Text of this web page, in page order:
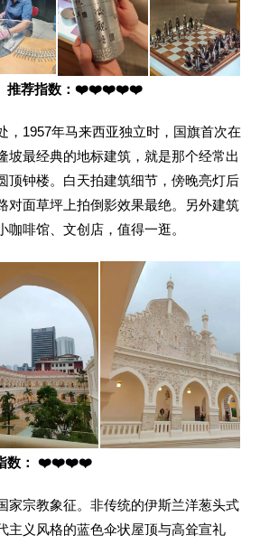
推荐指数：❤️❤️❤️❤️❤️
，1957年马来西亚独立时，国旗首次在
坡最经典的地标建筑，就是那个经常出
顶钟楼。白天拍建筑细节，傍晚亮灯后
对面草坪上拍倒影效果最绝。另外建筑
咖啡馆、文创店，值得一逛。
数： ❤️❤️❤️❤️
家宗教象征。非传统的伊斯兰洋葱头式
主义风格的蓝色伞状屋顶与高耸宣礼